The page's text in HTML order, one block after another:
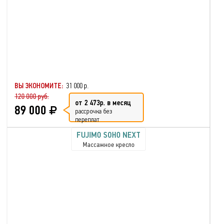
ВЫ ЭКОНОМИТЕ: 31 000 р.
120 000 руб.
89 000 от 2 473р. в месяц
рассрочка без
переплат
FUJIMO SOHO NEXT
Массажное кресло